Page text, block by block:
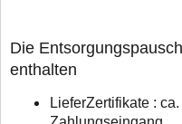
Die
enthalten
LieferZertifikate :